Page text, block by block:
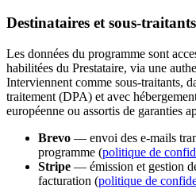
Destinataires et sous-
Les données du programme sont
habilitées du Prestataire, via une
Interviennent comme sous-traitants,
traitement (DPA) et avec
européenne ou assortis de garanties
Brevo — envoi des e-mails
programme (politique de
Stripe — émission et gestion
facturation (politique de